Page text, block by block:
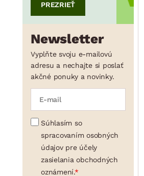
PREZRIEŤ
Newsletter
Vyplňte svoju e-mailovú
adresu a nechajte si poslať
akčné ponuky a novinky.
Súhlasím so
spracovaním osobných
údajov pre účely
zasielania obchodných
oznámení.